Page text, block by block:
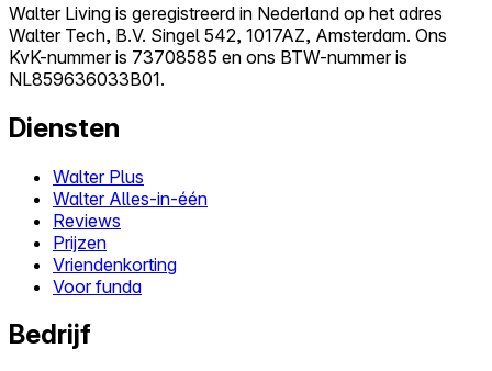
Walter Living is geregistreerd in Nederland op het adres
Walter Tech, B.V. Singel 542, 1017AZ, Amsterdam. Ons
KvK-nummer is 73708585 en ons BTW-nummer is
NL859636033B01.
Diensten
Walter Plus
Walter Alles-in-één
Reviews
Prijzen
Vriendenkorting
Voor funda
Bedrijf